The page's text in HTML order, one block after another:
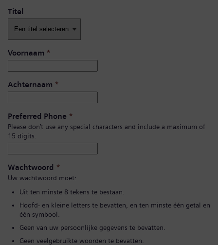
Titel
Voornaam *
Achternaam *
Preferred Phone *
Please don’t use any special characters and include a maximum of
15 digits.
Wachtwoord *
Uw wachtwoord moet:
Uit ten minste 8 tekens te bestaan.
Hoofd- en kleine letters te bevatten, en ten minste één getal en
één symbool.
Geen van uw persoonlijke gegevens te bevatten.
Geen veelgebruikte woorden te bevatten.